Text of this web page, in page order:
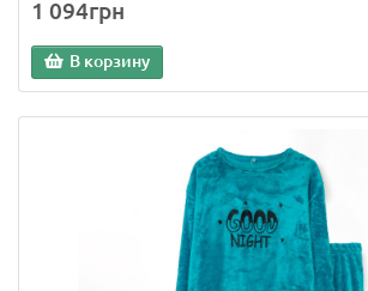
1 094грн
В корзину